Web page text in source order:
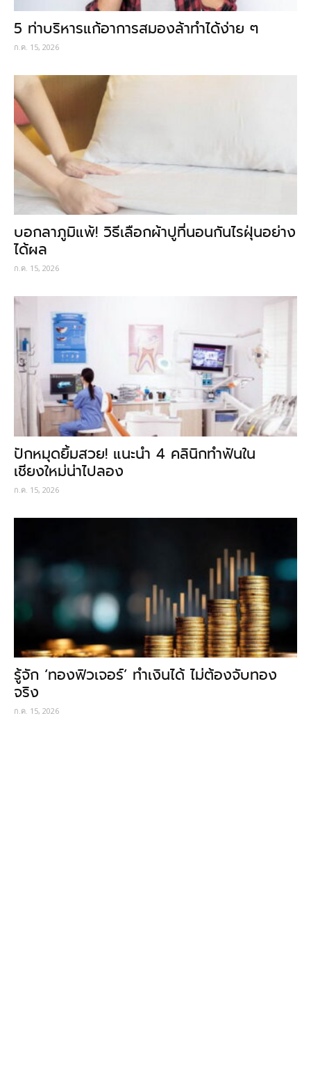
5 ท่าบริหารแก้อาการสมองล้าทำได้ง่าย ๆ
ก.ค. 15, 2026
บอกลาภูมิแพ้! วิธีเลือกผ้าปูที่นอนกันไรฝุ่นอย่าง
ได้ผล
ก.ค. 15, 2026
ปักหมุดยิ้มสวย! แนะนำ 4 คลินิกทำฟันใน
เชียงใหม่น่าไปลอง
ก.ค. 15, 2026
รู้จัก ‘ทองฟิวเจอร์’ ทำเงินได้ ไม่ต้องจับทอง
จริง
ก.ค. 15, 2026